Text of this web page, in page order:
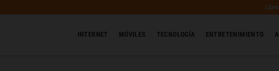
INTERNET MÓVILES TECNOLOGÍA ENTRETENIMIENTO